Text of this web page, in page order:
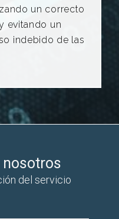
un correcto
evitando un
indebido de las
nosotros
del servicio